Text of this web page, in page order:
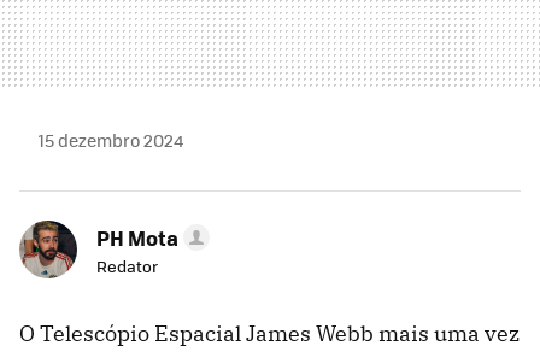
15 dezembro 2024
PH Mota
Redator
O Telescópio Espacial James Webb mais uma vez